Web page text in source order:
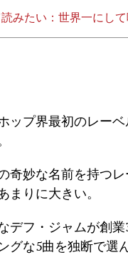
みたい：世界一にし
ップ界最初のレー
奇妙な名前を持つ
まりに大きい。
デフ・ジャムが創
グな5曲を独断で選